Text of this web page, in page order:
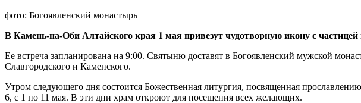
фото: Богоявленский монастырь
В Камень-на-Оби Алтайского края 1 мая привезут чудотворную икону с
Ее встреча запланирована на 9:00. Святыню доставят в Богоявленский мужской
Славгородского и Каменского.
Утром следующего дня состоится Божественная литургия, посвященная
6, с 1 по 11 мая. В эти дни храм откроют для посещения всех желающих.